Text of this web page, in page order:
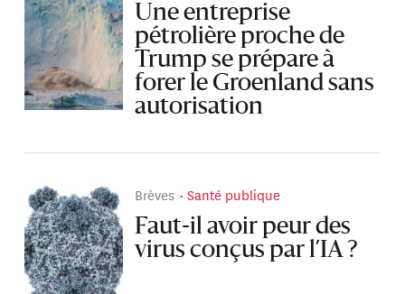
Une entreprise
pétrolière proche de
Trump se prépare à
forer le Groenland sans
autorisation
Brèves Santé publique
Faut-il avoir peur des
virus conçus par l’IA ?